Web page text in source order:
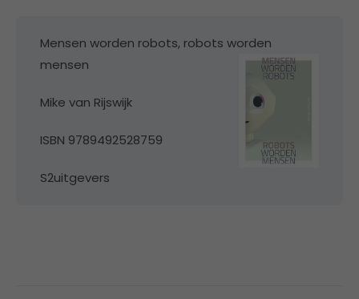
Mensen worden robots, robots worden
mensen
Mike van Rijswijk
ISBN 9789492528759
S2uitgevers